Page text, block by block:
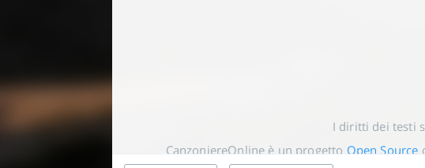
I diritti dei testi
CanzoniereOnline è un progetto Open Source